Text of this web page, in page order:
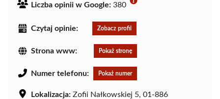
Liczba opinii w Google: 380
Czytaj opinie: Zobacz profil
Strona www: Pokaż stronę
Numer telefonu: Pokaż numer
Lokalizacja: Zofii Nałkowskiej 5, 01-886